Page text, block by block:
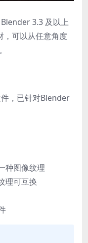
3.3 及以上
，可以从任意角度
，已针对Blender
种图像纹理
理可互换